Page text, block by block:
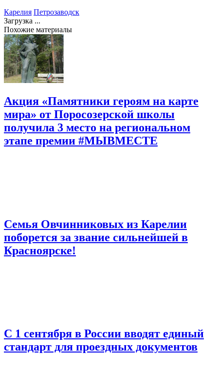
Карелия Петрозаводск
Загрузка ...
Похожие материалы
Акция «Памятники героям на карте
мира» от Поросозерской школы
получила 3 место на региональном
этапе премии #МЫВМЕСТЕ
Семья Овчинниковых из Карелии
поборется за звание сильнейшей в
Красноярске!
С 1 сентября в России вводят единый
стандарт для проездных документов